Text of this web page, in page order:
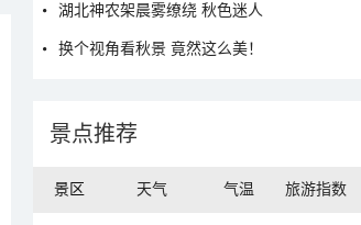
湖北神农架晨雾缭绕 秋色迷人
换个视角看秋景 竟然这么美！
景点推荐
景区 天气 气温 旅游指数